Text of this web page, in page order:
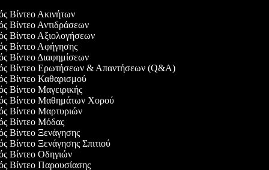
Βίντεο Ακινήτων
Βίντεο Αντιδράσεων
Βίντεο Αξιολογήσεων
Βίντεο Αφήγησης
Βίντεο Διαφημίσεων
Βίντεο Ερωτήσεων & Απαντήσεων (Q&A)
Βίντεο Καθαρισμού
Βίντεο Μαγειρικής
Βίντεο Μαθημάτων Χορού
Βίντεο Μαρτυριών
Βίντεο Μόδας
Βίντεο Ξενάγησης
Βίντεο Ξενάγησης Σπιτιού
Βίντεο Οδηγιών
Βίντεο Παρουσίασης